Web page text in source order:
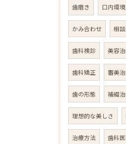
歯磨き 口内環境
かみ合わせ 相談
歯科検診 美容
歯科矯正 審美
歯の形態 補綴
理想的な美しさ
治療方法 歯科